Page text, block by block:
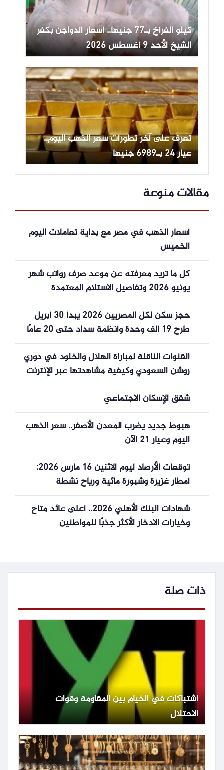
كيلو الفراخ بـ77 جنيها.. أسعار الدواجن بكفر
الشيخ الأحد 9 أغسطس 2026
تعرف على آخر تطورات سعر الذهب اليوم..
عيار 24 بـ6989 جنيها
مقالات منوعة
أسعار الذهب في مصر مع بداية تعاملات اليوم
الخميس
كل ما تريد معرفته عن موعد صرف رواتب شهر
يونيو 2026 وتفاصيل الاستلام المعتمدة
حجز سكن لكل المصريين 2026 يبدأ 30 أبريل
طرح 19 ألف وحدة وأنظمة سداد حتى 20 عامًا
القنوات الناقلة لمباراة الهلال والخلود في دوري
روشن السعودي وكيفية مشاهدتها عبر الإنترنت
شقق الإسكان الاجتماعي
هبوط جديد يضرب المعدن الأصفر.. سعر الذهب
اليوم وعيار 21 الآن
توقعات الأرصاد ليوم الاثنين 16 مارس 2026:
أمطار غزيرة وشبورة مائية ورياح نشطة
شهادات البنك الأهلي 2026.. أعلى عائد متاح
وخيارات الادخار الأكثر جذبًا للمواطنين
ذات صلة
اشتباكات في الخيام بين المقاومة وقوات
الاحتلال